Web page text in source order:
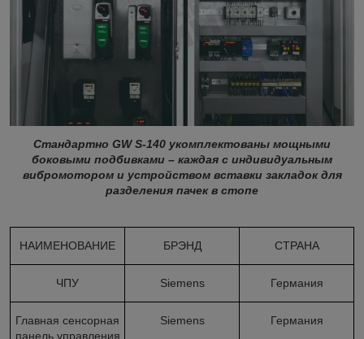
Стандартно GW S-140 укомплектованы мощными
боковыми подбивками – каждая с индивидуальным
вибромотором и устройством вставки закладок для
разделения пачек в стопе
НАИМЕНОВАНИЕ БРЭНД СТРАНА
ЧПУ Siemens Германия
Главная сенсорная
панель управления
Siemens Германия